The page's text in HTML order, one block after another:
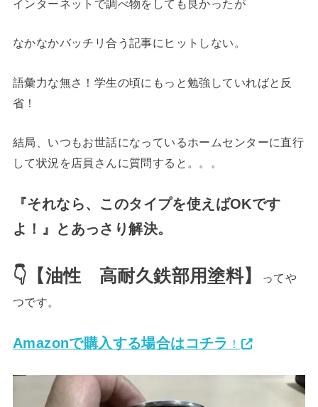
インターネットで調べ物をしても良かったが
なかなかバッチリ合う記事にヒットしない。
語彙力な無さ！学生の頃にもっと勉強していればと反
省！
結局、いつもお世話になっているホームセンターに直行
して状況を店員さんに質問すると。。。
『それなら、このタイプを使えばOKです
よ！』とあっさり解決。
👇【油性 高耐久鉄部用塗料】
ってや
つです。
Amazonで購入する場合はコチラ ！